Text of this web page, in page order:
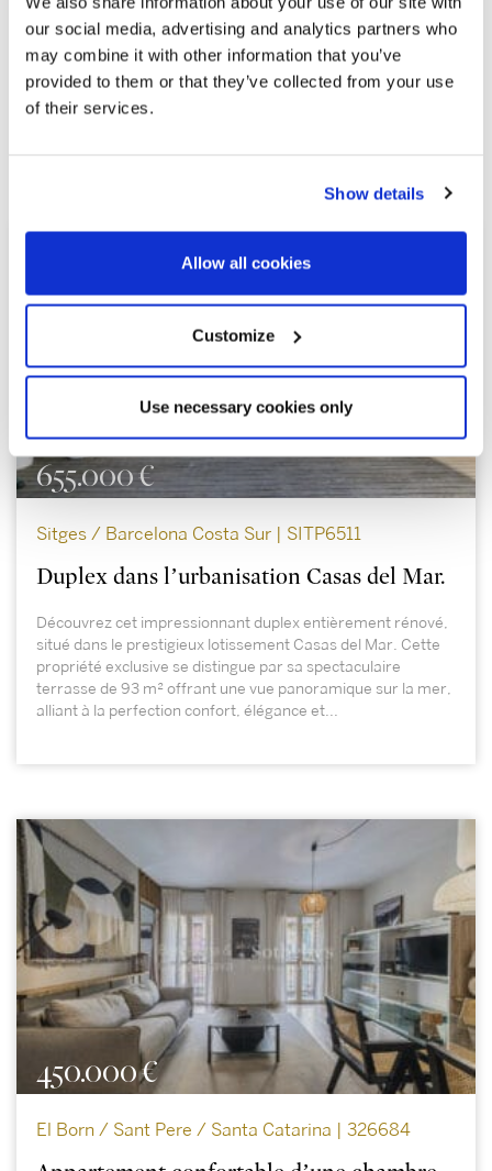
our social media, advertising and analytics partners who
may combine it with other information that you’ve
provided to them or that they’ve collected from your use
of their services.
Show details
Allow all cookies
Customize
Use necessary cookies only
655.000 €
Sitges / Barcelona Costa Sur | SITP6511
Duplex dans l’urbanisation Casas del Mar.
Découvrez cet impressionnant duplex entièrement rénové,
situé dans le prestigieux lotissement Casas del Mar. Cette
propriété exclusive se distingue par sa spectaculaire
terrasse de 93 m² offrant une vue panoramique sur la mer,
alliant à la perfection confort, élégance et...
450.000 €
El Born / Sant Pere / Santa Catarina | 326684